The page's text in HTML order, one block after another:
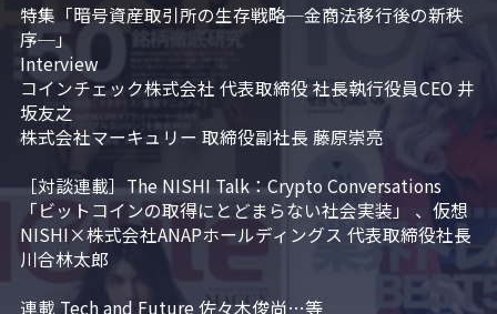
特集「暗号資産取引所の生存戦略─金商法移行後の新秩
序─」
Interview
コインチェック株式会社 代表取締役 社長執行役員CEO 井
坂友之
株式会社マーキュリー 取締役副社長 藤原崇亮
［対談連載］The NISHI Talk：Crypto Conversations
「ビットコインの取得にとどまらない社会実装」 、仮想
NISHI×株式会社ANAPホールディングス 代表取締役社長
川合林太郎
連載 Tech and Future 佐々木俊尚…等